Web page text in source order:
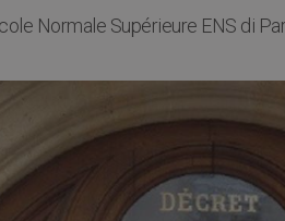
Normale Supérieure ENS di